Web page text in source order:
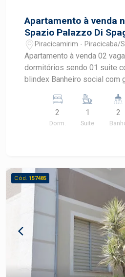
Apartamento à venda
Spazio Palazzo Di
Piracicamirim
Piracicamirim - Piracicaba/
Apartamento à venda 02
dormitórios sendo 01 suite
blindex Banheiro social com
serviços. Lazer com salão
jogos, espaço gourmet,
2
Dorm.
1
Suite
2
Cód. 157485